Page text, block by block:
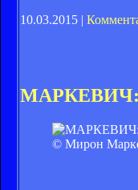
10.03.2015 |
МАРКЕВИЧ:
© Мирон